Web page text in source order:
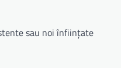
sau noi înființate